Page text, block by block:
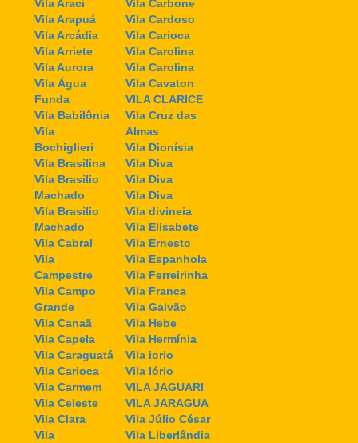
Vila Araci
Vila Arapuá
Vila Arcádia
Vila Arriete
Vila Aurora
Vila Água
Funda
Vila Babilônia
Vila
Bochiglieri
Vila Brasilina
Vila Brasilio
Machado
Vila Brasilio
Machado
Vila Cabral
Vila
Campestre
Vila Campo
Grande
Vila Canaã
Vila Capela
Vila Caraguatá
Vila Carioca
Vila Carmem
Vila Celeste
Vila Clara
Vila
Vila Carbone
Vila Cardoso
Vila Carioca
Vila Carolina
Vila Carolina
Vila Cavaton
VILA CLARICE
Vila Cruz das
Almas
Vila Dionísia
Vila Diva
Vila Diva
Vila Diva
Vila divineia
Vila Elisabete
Vila Ernesto
Vila Espanhola
Vila Ferreirinha
Vila Franca
Vila Galvão
Vila Hebe
Vila Hermínia
Vila iorio
Vila Iório
VILA JAGUARI
VILA JARAGUA
Vila Júlio César
Vila Liberlândia